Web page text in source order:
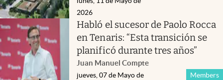
2026
Habló el sucesor de Paolo Rocca
en Tenaris: “Esta transición se
planificó durante tres años”
Juan Manuel Compte
Members
jueves, 07 de Mayo de